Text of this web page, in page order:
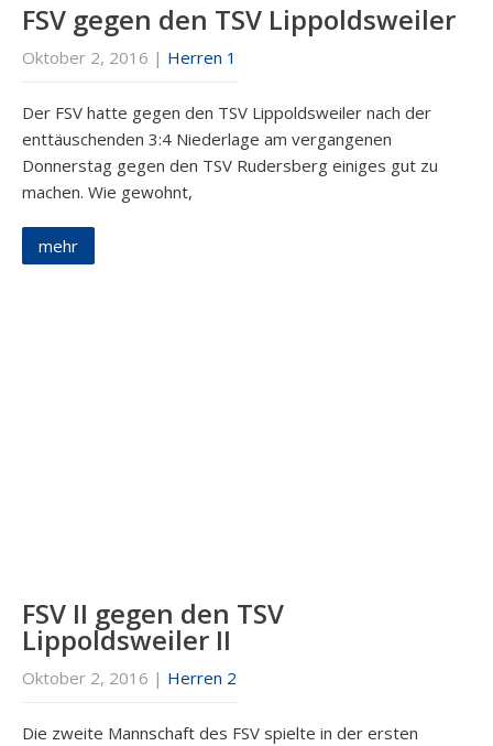
FSV gegen den TSV Lippoldsweiler
Oktober 2, 2016 | Herren 1
Der FSV hatte gegen den TSV Lippoldsweiler nach der
enttäuschenden 3:4 Niederlage am vergangenen
Donnerstag gegen den TSV Rudersberg einiges gut zu
machen. Wie gewohnt,
mehr
FSV II gegen den TSV
Lippoldsweiler II
Oktober 2, 2016 | Herren 2
Die zweite Mannschaft des FSV spielte in der ersten